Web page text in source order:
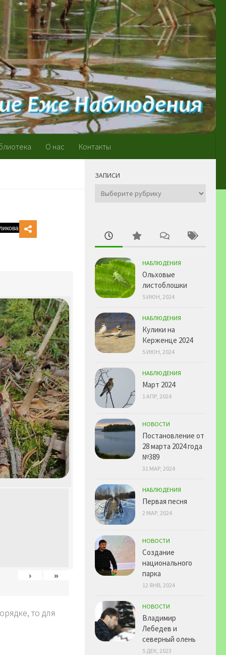
О нас Контакты
› »
то для
ЗАПИСИ
Записи
НАБЛЮДЕНИЯ
Ольховые
листоблошки
5 ИЮН, 2024
НАБЛЮДЕНИЯ
Кулики на
Керженце 2024
5 ИЮН, 2024
НАБЛЮДЕНИЯ
Март 2024
1 АПР, 2024
НОВОСТИ
Постановление от
28 марта 2024 года
№389
31 МАР, 2024
НАБЛЮДЕНИЯ
Первая песня
2 МАР, 2024
НОВОСТИ
Создание
национального
парка
12 ЯНВ, 2024
НОВОСТИ
Владимир
Лебедев и
северный олень
5 ДЕК, 2023